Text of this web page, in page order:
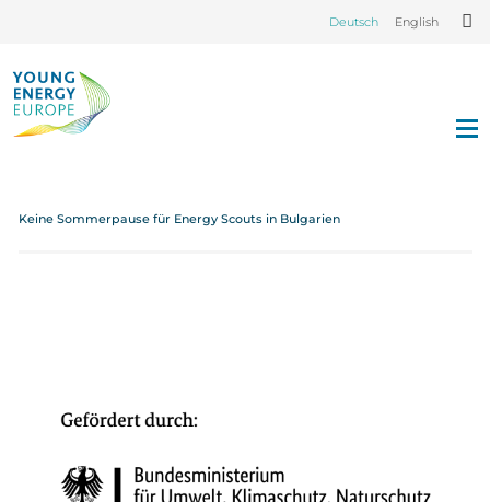
Deutsch English
Keine Sommerpause für Energy Scouts in Bulgarien